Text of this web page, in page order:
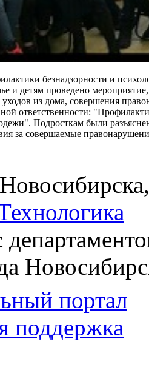
безнадзорности и
и детям проведено
из дома, совершения
ответственности:
Подросткам были
за совершаемые
портал
поддержка